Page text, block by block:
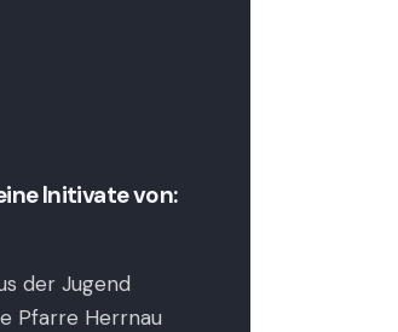
Initivate von:
der Jugend
Pfarre Herrnau